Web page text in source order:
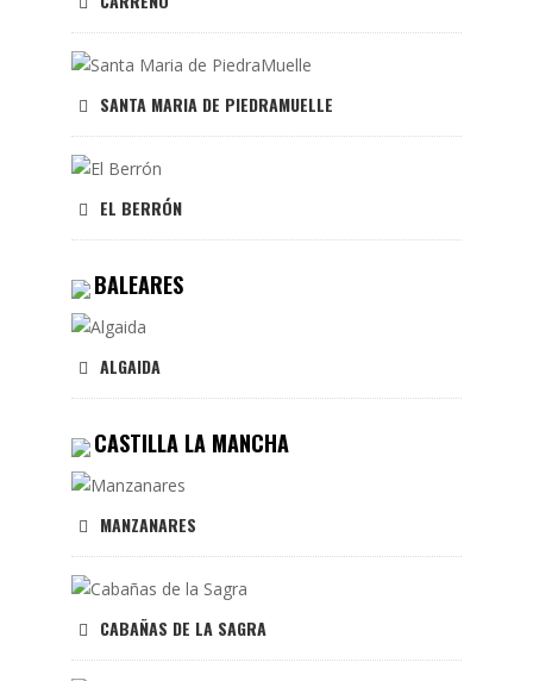
SANTA MARIA DE PIEDRAMUELLE
EL BERRÓN
BALEARES
ALGAIDA
CASTILLA LA MANCHA
MANZANARES
CABAÑAS DE LA SAGRA